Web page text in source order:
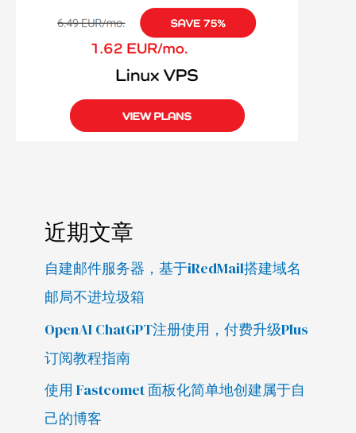
近期文章
自建邮件服务器，基于iRedMail搭建域名
邮局不进垃圾箱
OpenAI ChatGPT注册使用，付费升级Plus
订阅教程指南
使用 Fastcomet 面板化简单地创建属于自
己的博客